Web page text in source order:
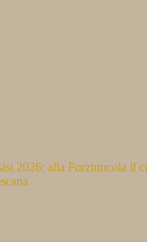
2026: alla Porziuncola il